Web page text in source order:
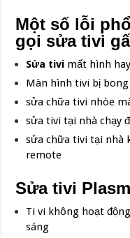
Một số lỗi
gọi sửa tivi
Sửa tivi mất hình
Màn hình tivi bị
sửa chữa tivi nhòe
sửa tivi tại nhà chạy
sửa chữa tivi tại nhà
remote
Sửa tivi
Ti vi không hoạt
sáng